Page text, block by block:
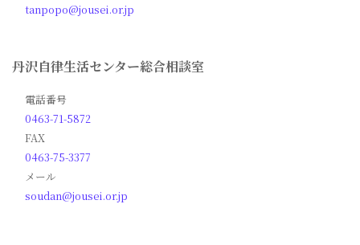
tanpopo@jousei.or.jp
丹沢自律生活センター総合相談室
電話番号
0463-71-5872
FAX
0463-75-3377
メール
soudan@jousei.or.jp